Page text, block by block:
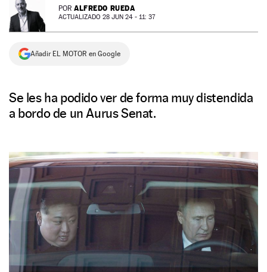
NEWSLETTER POR ALFREDO RUEDA
ACTUALIZADO 28 JUN 24 - 11: 37
Añadir EL MOTOR en Google
Se les ha podido ver de forma muy distendida
a bordo de un Aurus Senat.